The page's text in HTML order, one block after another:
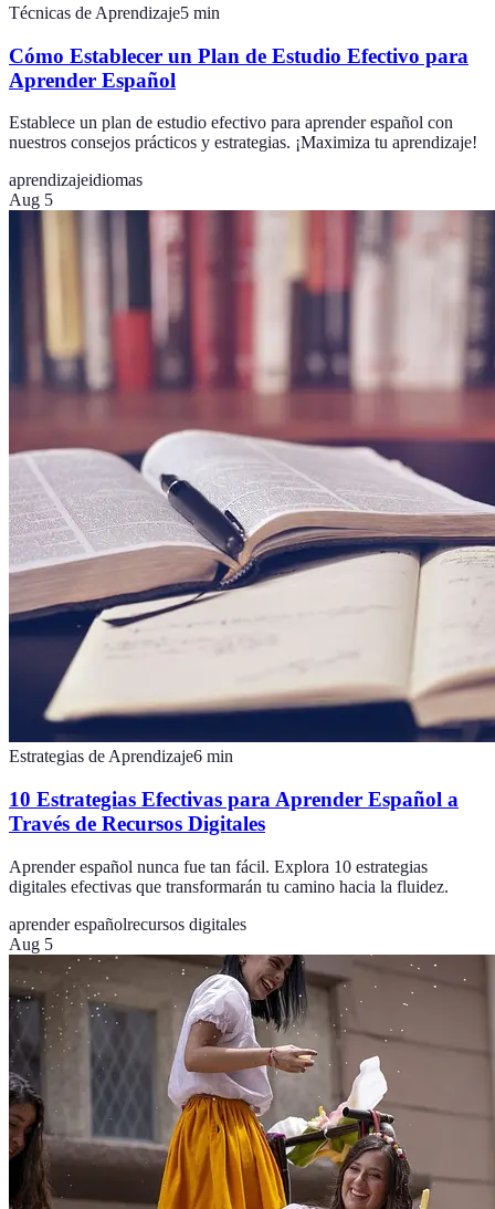
Técnicas de Aprendizaje5 min
Cómo Establecer un Plan de Estudio Efectivo para
Aprender Español
Establece un plan de estudio efectivo para aprender español con
nuestros consejos prácticos y estrategias. ¡Maximiza tu aprendizaje!
aprendizajeidiomas
Aug 5
Estrategias de Aprendizaje6 min
10 Estrategias Efectivas para Aprender Español a
Través de Recursos Digitales
Aprender español nunca fue tan fácil. Explora 10 estrategias
digitales efectivas que transformarán tu camino hacia la fluidez.
aprender españolrecursos digitales
Aug 5